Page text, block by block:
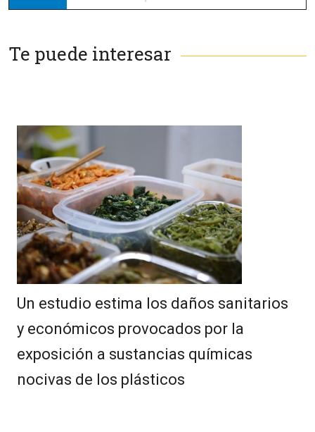
Te puede interesar
Un estudio estima los daños sanitarios
y económicos provocados por la
exposición a sustancias químicas
nocivas de los plásticos